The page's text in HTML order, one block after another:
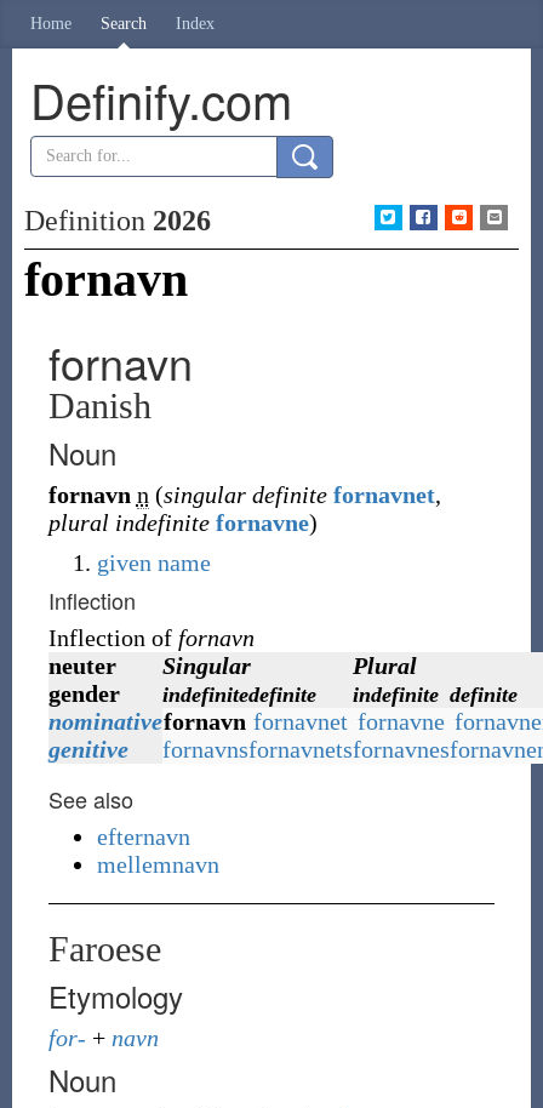
Home Search Index
Definify.com
Definition 2026
fornavn
fornavn
Danish
Noun
fornavn n (singular definite fornavnet,
plural indefinite fornavne)
given name
Inflection
Inflection of fornavn
neuter
gender
Singular Plural
indefinitedefinite indefinite definite
nominativefornavn fornavnet fornavne
genitive
fornavnsfornavnetsfornavnes
See also
efternavn
mellemnavn
Faroese
Etymology
for- + navn
Noun